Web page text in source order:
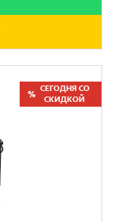
СЕГОДНЯ СО
СКИДКОЙ